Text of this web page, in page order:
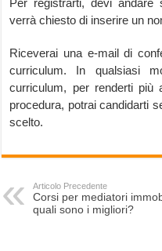
Per registrarti, devi andare
verrà chiesto di inserire un
Riceverai una e-mail di
curriculum. In qualsiasi
curriculum, per renderti più
procedura, potrai candidarti
scelto.
Articolo Precedente
Corsi per mediatori
quali sono i migliori?